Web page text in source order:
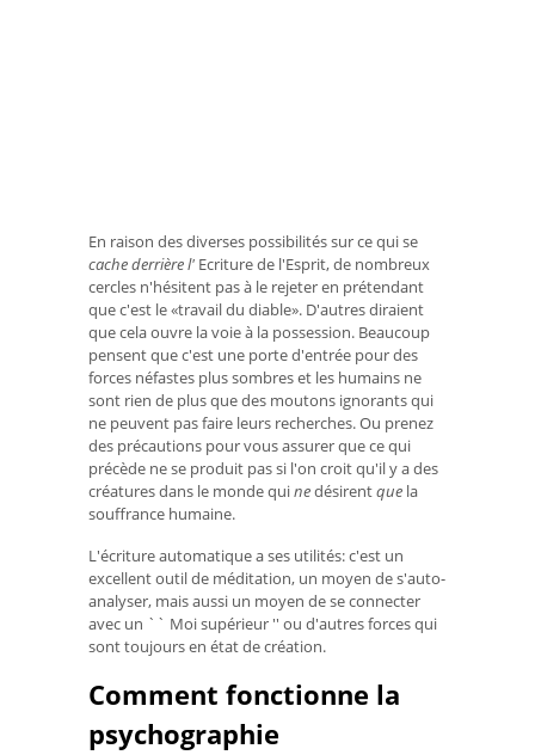
En raison des diverses possibilités sur ce qui se
cache derrière l' Ecriture de l'Esprit, de nombreux
cercles n'hésitent pas à le rejeter en prétendant
que c'est le «travail du diable». D'autres diraient
que cela ouvre la voie à la possession. Beaucoup
pensent que c'est une porte d'entrée pour des
forces néfastes plus sombres et les humains ne
sont rien de plus que des moutons ignorants qui
ne peuvent pas faire leurs recherches. Ou prenez
des précautions pour vous assurer que ce qui
précède ne se produit pas si l'on croit qu'il y a des
créatures dans le monde quinedésirentque la
souffrance humaine.
L'écriture automatique a ses utilités: c'est un
excellent outil de méditation, un moyen de s'auto-
analyser, mais aussi un moyen de se connecter
avec un `` Moi supérieur '' ou d'autres forces qui
sont toujours en état de création.
Comment fonctionne la
psychographie